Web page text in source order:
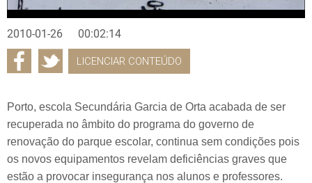
2010-01-26 00:02:14
LICENCIAR CONTEÚDO
Porto, escola Secundária Garcia de Orta acabada de ser
recuperada no âmbito do programa do governo de
renovação do parque escolar, continua sem condições pois
os novos equipamentos revelam deficiências graves que
estão a provocar insegurança nos alunos e professores.